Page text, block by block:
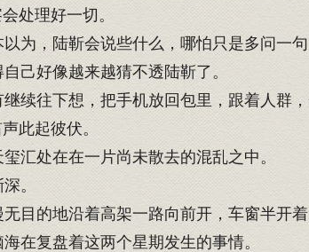
处理好一切。
为，陆靳会说些什么，哪怕只是多问一
己好像越来越猜不透陆靳了。
续往下想，把手机放回包里，跟着人群
此起彼伏。
汇处在在一片尚未散去的混乱之中。
。
目的地沿着高架一路向前开，车窗半开着
在复盘着这两个星期发生的事情。